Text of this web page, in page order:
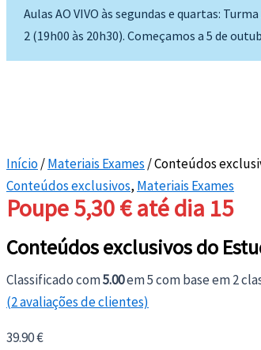
Aulas AO VIVO às segundas e quartas:
2 (19h00 às 20h30). Começamos a 5 de
Início/Materiais Exames / Conteúdos
Conteúdos exclusivos, Materiais Exames
Poupe 5,30 € até dia 15
Conteúdos exclusivos do
Classificado com5.00em 5 com base em2
(2avaliações de clientes)
39.90€